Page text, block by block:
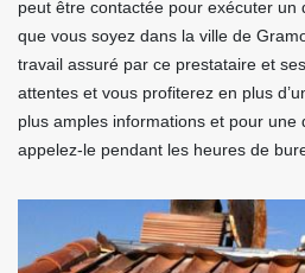
peut être contactée pour exécuter un
que vous soyez dans la ville de
travail assuré par ce prestataire et
attentes et vous profiterez en plus
plus amples informations et pour une
appelez-le pendant les heures de